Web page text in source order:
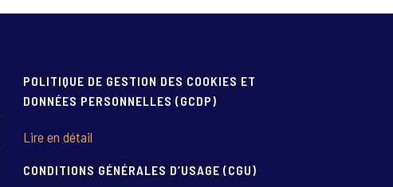
POLITIQUE DE GESTION DES COOKIES ET
DONNÉES PERSONNELLES (GCDP)
Lire en détail
CONDITIONS GÉNÉRALES D’USAGE (CGU)